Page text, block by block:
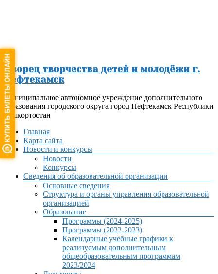
Дворец творчества детей и молодёжи г.
Нефтекамск
Муниципальное автономное учреждение дополнительного
образования городского округа город Нефтекамск Республики
Башкортостан
МенюГлавная
Карта сайта
Новости и конкурсы
Новости
Конкурсы
Сведения об образовательной организации
Основные сведения
Структура и органы управления образовательной
организацией
Образование
Программы (2024-2025)
Программы (2022-2023)
Календарные учебные графики к
реализуемым дополнительным
общеобразовательным программам
2023/2024